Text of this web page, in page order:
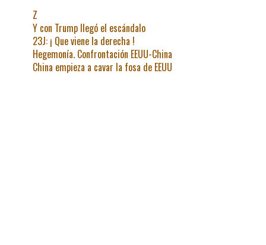
Z
Y con Trump llegó el escándalo
23J: ¡ Que viene la derecha !
Hegemonía. Confrontación EEUU-China
China empieza a cavar la fosa de EEUU